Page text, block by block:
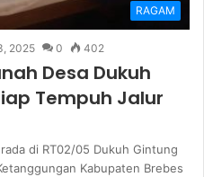
RAGAM
2025 0 402
Desa Dukuh
Tempuh Jalur
di RT02/05 Dukuh Gintung
Kabupaten Brebes